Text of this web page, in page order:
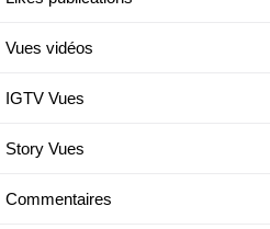
Vues vidéos
IGTV Vues
Story Vues
Commentaires